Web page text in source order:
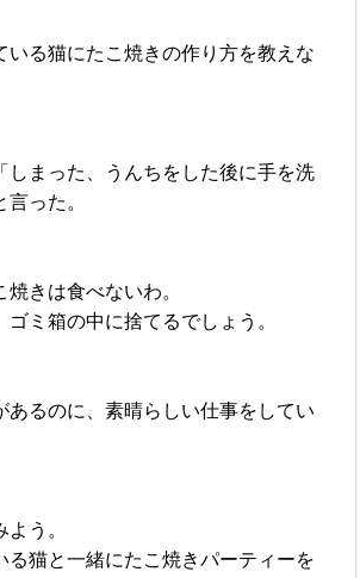
いる猫にたこ焼きの作り方を教えな
しまった、うんちをした後に手を洗
った。
焼きは食べないわ。
ミ箱の中に捨てるでしょう。
あるのに、素晴らしい仕事をしてい
よう。
る猫と一緒にたこ焼きパーティーを